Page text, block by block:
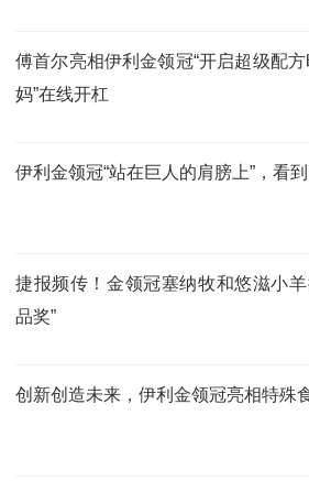
傅首尔亮相伊利金领冠“开启超级配
妈”在线开杠
伊利金领冠“站在巨人的肩膀上”，看
捷报频传！金领冠塞纳牧和悠滋小
品奖”
创新创造未来，伊利金领冠亮相特殊